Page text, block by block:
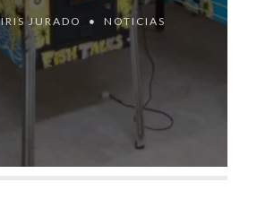
IRIS JURADO NOTICIAS